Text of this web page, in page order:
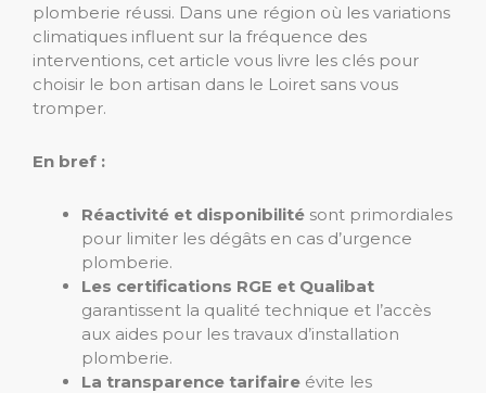
plomberie réussi. Dans une région où les variations
climatiques influent sur la fréquence des
interventions, cet article vous livre les clés pour
choisir le bon artisan dans le Loiret sans vous
tromper.
En bref :
Réactivité et disponibilité sont primordiales
pour limiter les dégâts en cas d’urgence
plomberie.
Les certifications RGE et Qualibat
garantissent la qualité technique et l’accès
aux aides pour les travaux d’installation
plomberie.
La transparence tarifaire évite les